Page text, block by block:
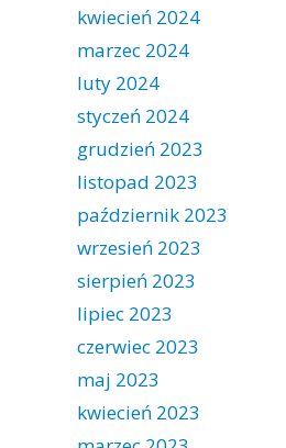
kwiecień 2024
marzec 2024
luty 2024
styczeń 2024
grudzień 2023
listopad 2023
październik 2023
wrzesień 2023
sierpień 2023
lipiec 2023
czerwiec 2023
maj 2023
kwiecień 2023